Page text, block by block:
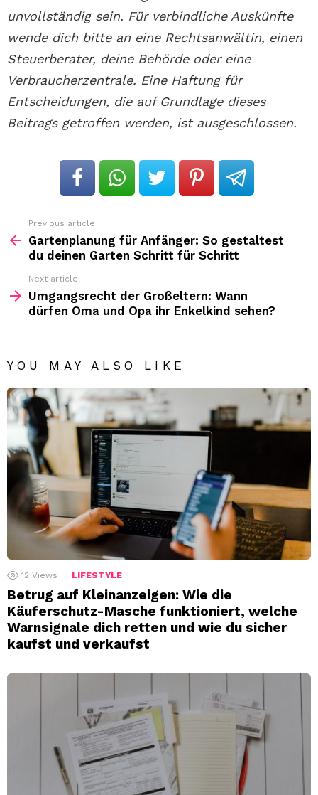
unvollständig sein. Für verbindliche Auskünfte
wende dich bitte an eine Rechtsanwältin, einen
Steuerberater, deine Behörde oder eine
Verbraucherzentrale. Eine Haftung für
Entscheidungen, die auf Grundlage dieses
Beitrags getroffen werden, ist ausgeschlossen.
more
Previous article
Gartenplanung für Anfänger: So gestaltest
du deinen Garten Schritt für Schritt
Next article
Umgangsrecht der Großeltern: Wann
dürfen Oma und Opa ihr Enkelkind sehen?
YOU MAY ALSO LIKE
12 Views LIFESTYLE
Betrug auf Kleinanzeigen: Wie die
Käuferschutz-Masche funktioniert, welche
Warnsignale dich retten und wie du sicher
kaufst und verkaufst